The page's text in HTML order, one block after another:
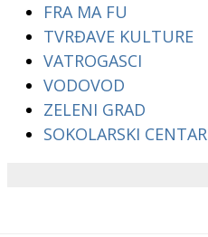
FRA MA FU
TVRĐAVE KULTURE
VATROGASCI
VODOVOD
ZELENI GRAD
SOKOLARSKI CENTAR